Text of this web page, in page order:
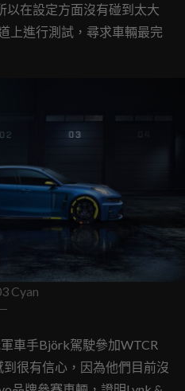
以在設定方面沒有碰到太大
上進行測試，尋求車輛最完
Cyan
車手Björk駕駛參加WTCR
到很有信心，因為他們目前沒